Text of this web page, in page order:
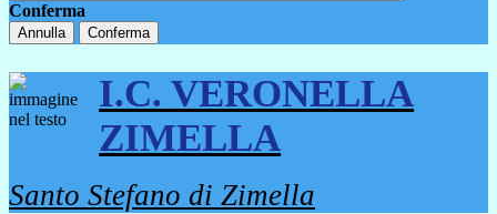
Conferma
Annulla Conferma
I.C. VERONELLA
ZIMELLA
Santo Stefano di Zimella